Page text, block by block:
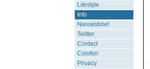
Lifestyle
Info
Nieuwsbrief
Twitter
Contact
Colofon
Privacy